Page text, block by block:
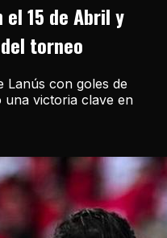
el 15 de Abril y
torneo
Lanús con goles de
una victoria clave en